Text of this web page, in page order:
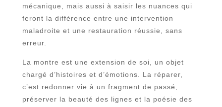
mécanique, mais aussi à saisir les nuances qui
feront la différence entre une intervention
maladroite et une restauration réussie, sans
erreur.
La montre est une extension de soi, un objet
chargé d’histoires et d’émotions. La réparer,
c’est redonner vie à un fragment de passé,
préserver la beauté des lignes et la poésie des